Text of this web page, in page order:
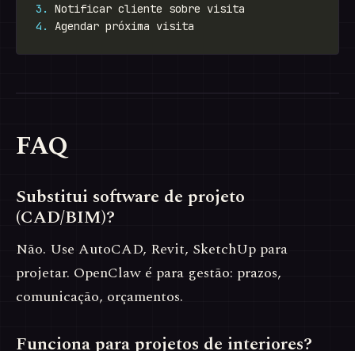
3.
4.
FAQ
Substitui software de projeto
(CAD/BIM)?
Não. Use AutoCAD, Revit, SketchUp para
projetar. OpenClaw é para gestão: prazos,
comunicação, orçamentos.
Funciona para projetos de interiores?